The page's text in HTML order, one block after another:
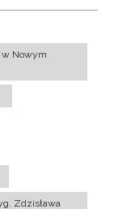
Nowym
Zdzisława